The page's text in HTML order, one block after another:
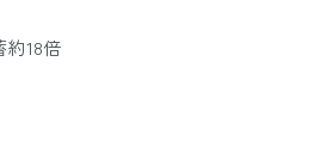
18倍